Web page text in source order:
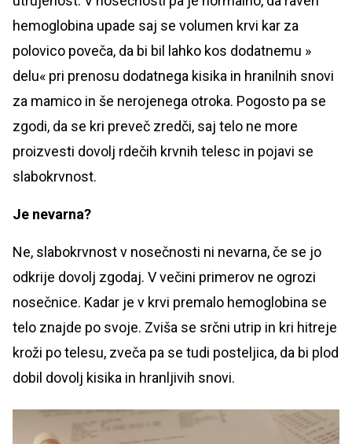
hemoglobina upade saj se volumen krvi kar za
polovico poveča, da bi bil lahko kos dodatnemu »
delu« pri prenosu dodatnega kisika in hranilnih snovi
za mamico in še nerojenega otroka. Pogosto pa se
zgodi, da se kri preveč zredči, saj telo ne more
proizvesti dovolj rdečih krvnih telesc in pojavi se
slabokrvnost.
Je nevarna?
Ne, slabokrvnost v nosečnosti ni nevarna, če se jo
odkrije dovolj zgodaj. V večini primerov ne ogrozi
nosečnice. Kadar je v krvi premalo hemoglobina se
telo znajde po svoje. Zviša se srčni utrip in kri hitreje
kroži po telesu, zveča pa se tudi posteljica, da bi plod
dobil dovolj kisika in hranljivih snovi.